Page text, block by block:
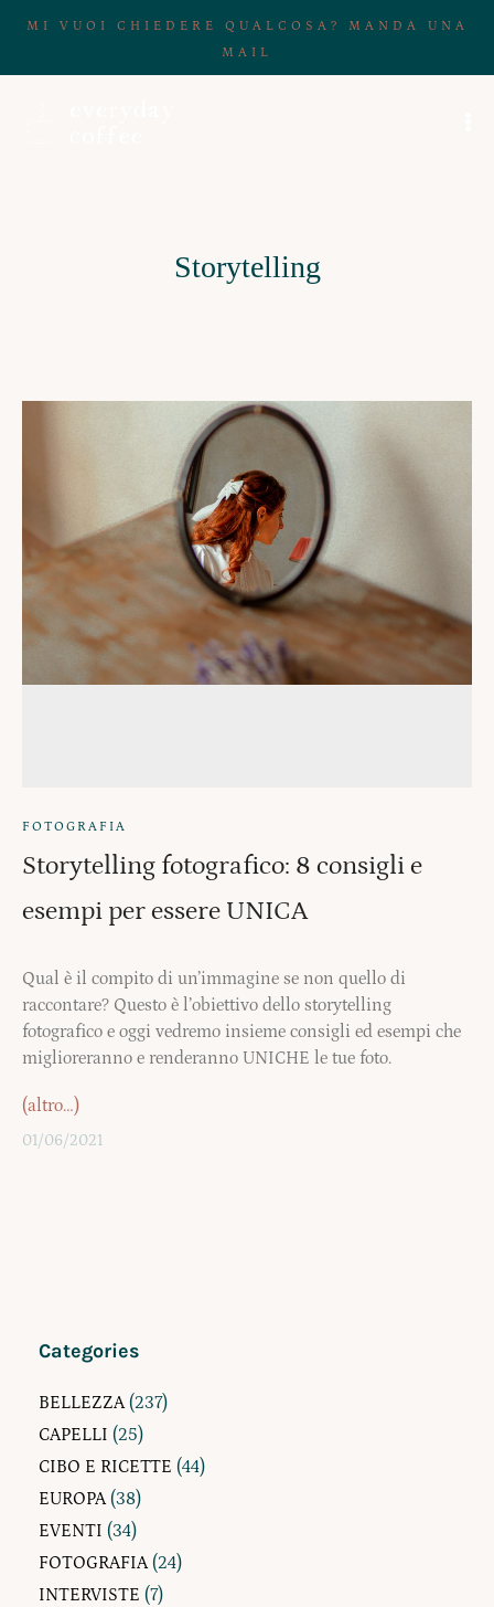
MI VUOI CHIEDERE QUALCOSA? MANDA UNA
MAIL
Storytelling
FOTOGRAFIA
Storytelling fotografico: 8 consigli e
esempi per essere UNICA
Qual è il compito di un’immagine se non quello di
raccontare? Questo è l’obiettivo dello storytelling
fotografico e oggi vedremo insieme consigli ed esempi che
miglioreranno e renderanno UNICHE le tue foto.
(altro…)
01/06/2021
Categories
BELLEZZA(237)
CAPELLI (25)
CIBO E RICETTE (44)
EUROPA(38)
EVENTI (34)
FOTOGRAFIA(24)
INTERVISTE (7)